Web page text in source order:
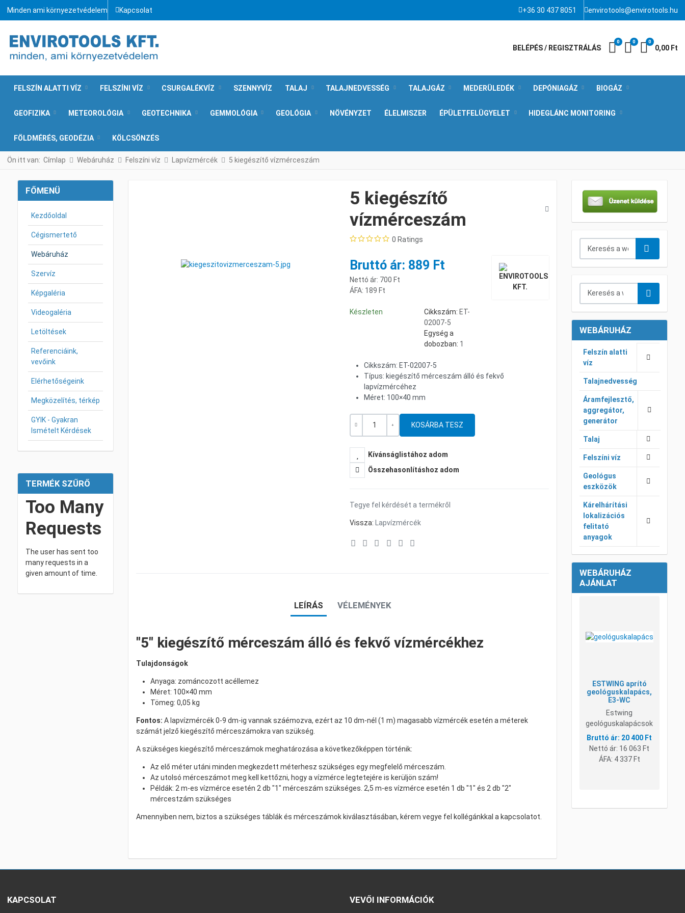
Minden ami környezetvédelem Kapcsolat +36 30 437 8051 envirotools@envirotools.hu
BELÉPÉS / REGISZTRÁLÁS Kívánságlista
0 0 Kosár
0
0,00 Ft
FELSZÍN ALATTI VÍZ FELSZÍNI VÍZ CSURGALÉKVÍZ SZENNYVÍZ TALAJ TALAJNEDVESSÉG TALAJGÁZ MEDERÜLEDÉK DEPÓNIAGÁZ BIOGÁZ
GEOFIZIKA METEOROLÓGIA GEOTECHNIKA GEMMOLÓGIA GEOLÓGIA NÖVÉNYZET ÉLELMISZER ÉPÜLETFELÜGYELET HIDEGLÁNC MONITORING
FÖLDMÉRÉS, GEODÉZIA KÖLCSÖNZÉS
Ön itt van: Címlap Webáruház Felszíni víz Lapvízmércék 5 kiegészítő vízmérceszám
FŐMENÜ
Kezdőoldal
Cégismertető
Webáruház
Szervíz
Képgaléria
Videogaléria
Letöltések
Referenciáink,
vevőink
Elérhetőségeink
Megközelítés, térkép
GYIK - Gyakran
Ismételt Kérdések
TERMÉK SZŰRŐ
Too Many
Requests
The user has sent too
many requests in a
given amount of time.
5 kiegészítő
vízmérceszám
0 Ratings
889 Ft
Nettó ár: 700 Ft
ÁFA: 189 Ft
Készleten Cikkszám: ET-
02007-5
Egység a
dobozban: 1
Cikkszám: ET-02007-5
Típus: kiegészítő mérceszám álló és fekvő
lapvízmércéhez
Méret: 100×40 mm
Mennyiség
Kívánságlistához adom
Összehasonlításhoz adom
Tegye fel kérdését a termékről
Vissza: Lapvízmércék
LEÍRÁS VÉLEMÉNYEK
"5" kiegészítő mérceszám álló és fekvő vízmércékhez
Tulajdonságok
Anyaga: zománcozott acéllemez
Méret: 100×40 mm
Tömeg: 0,05 kg
Fontos: A lapvízmércék 0-9 dm-ig vannak száémozva, ezért az 10 dm-nél (1 m) magasabb vízmércék esetén a méterek
számát jelző kiegészítő mérceszámokra van szükség.
A szükséges kiegészítő mérceszámok meghatározása a következőképpen történik:
Az elő méter utáni minden megkezdett méterhesz szükséges egy megfelelő mérceszám.
Az utolsó mérceszámot meg kell kettőzni, hogy a vízmérce legtetejére is kerüljön szám!
Példák: 2 m-es vízmérce esetén 2 db "1" mérceszám szükséges. 2,5 m-es vízmérce esetén 1 db "1" és 2 db "2"
mércestzám szükséges
Amennyiben nem, biztos a szükséges táblák és mérceszámok kiválasztásában, kérem vegye fel kollégánkkal a kapcsolatot.
WEBÁRUHÁZ
Felszín alatti
víz
Talajnedvesség
Áramfejlesztő,
aggregátor,
generátor
Talaj
Felszíni víz
Geológus
eszközök
Kárelhárítási
lokalizációs
felitató
anyagok
WEBÁRUHÁZ
AJÁNLAT
ESTWING aprító
geológuskalapács,
E3-WC
Estwing
geológuskalapácsok
20 400 Ft
Nettó ár: 16 063 Ft
ÁFA: 4 337 Ft
KAPCSOLAT VEVŐI INFORMÁCIÓK